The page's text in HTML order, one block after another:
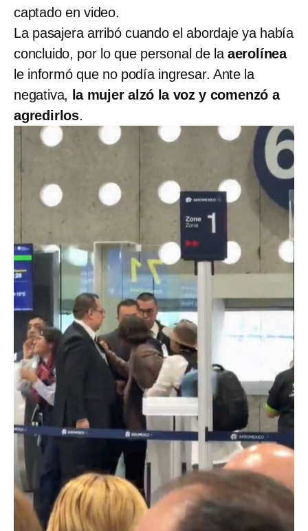
captado en video.
La pasajera arribó cuando el abordaje ya había
concluido, por lo que personal de la aerolínea
le informó que no podía ingresar. Ante la
negativa, la mujer alzó la voz y comenzó a
agredirlos.